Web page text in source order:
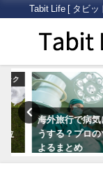
Tabit Life [ タビ
海外旅行で病気に
うする？プロのツ
よるまとめ